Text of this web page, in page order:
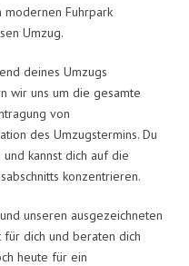
modernen Fuhrpark
Umzug.
deines Umzugs
wir uns um die gesamte
von
des Umzugstermins. Du
kannst dich auf die
konzentrieren.
unseren ausgezeichneten
für dich und beraten dich
heute für ein